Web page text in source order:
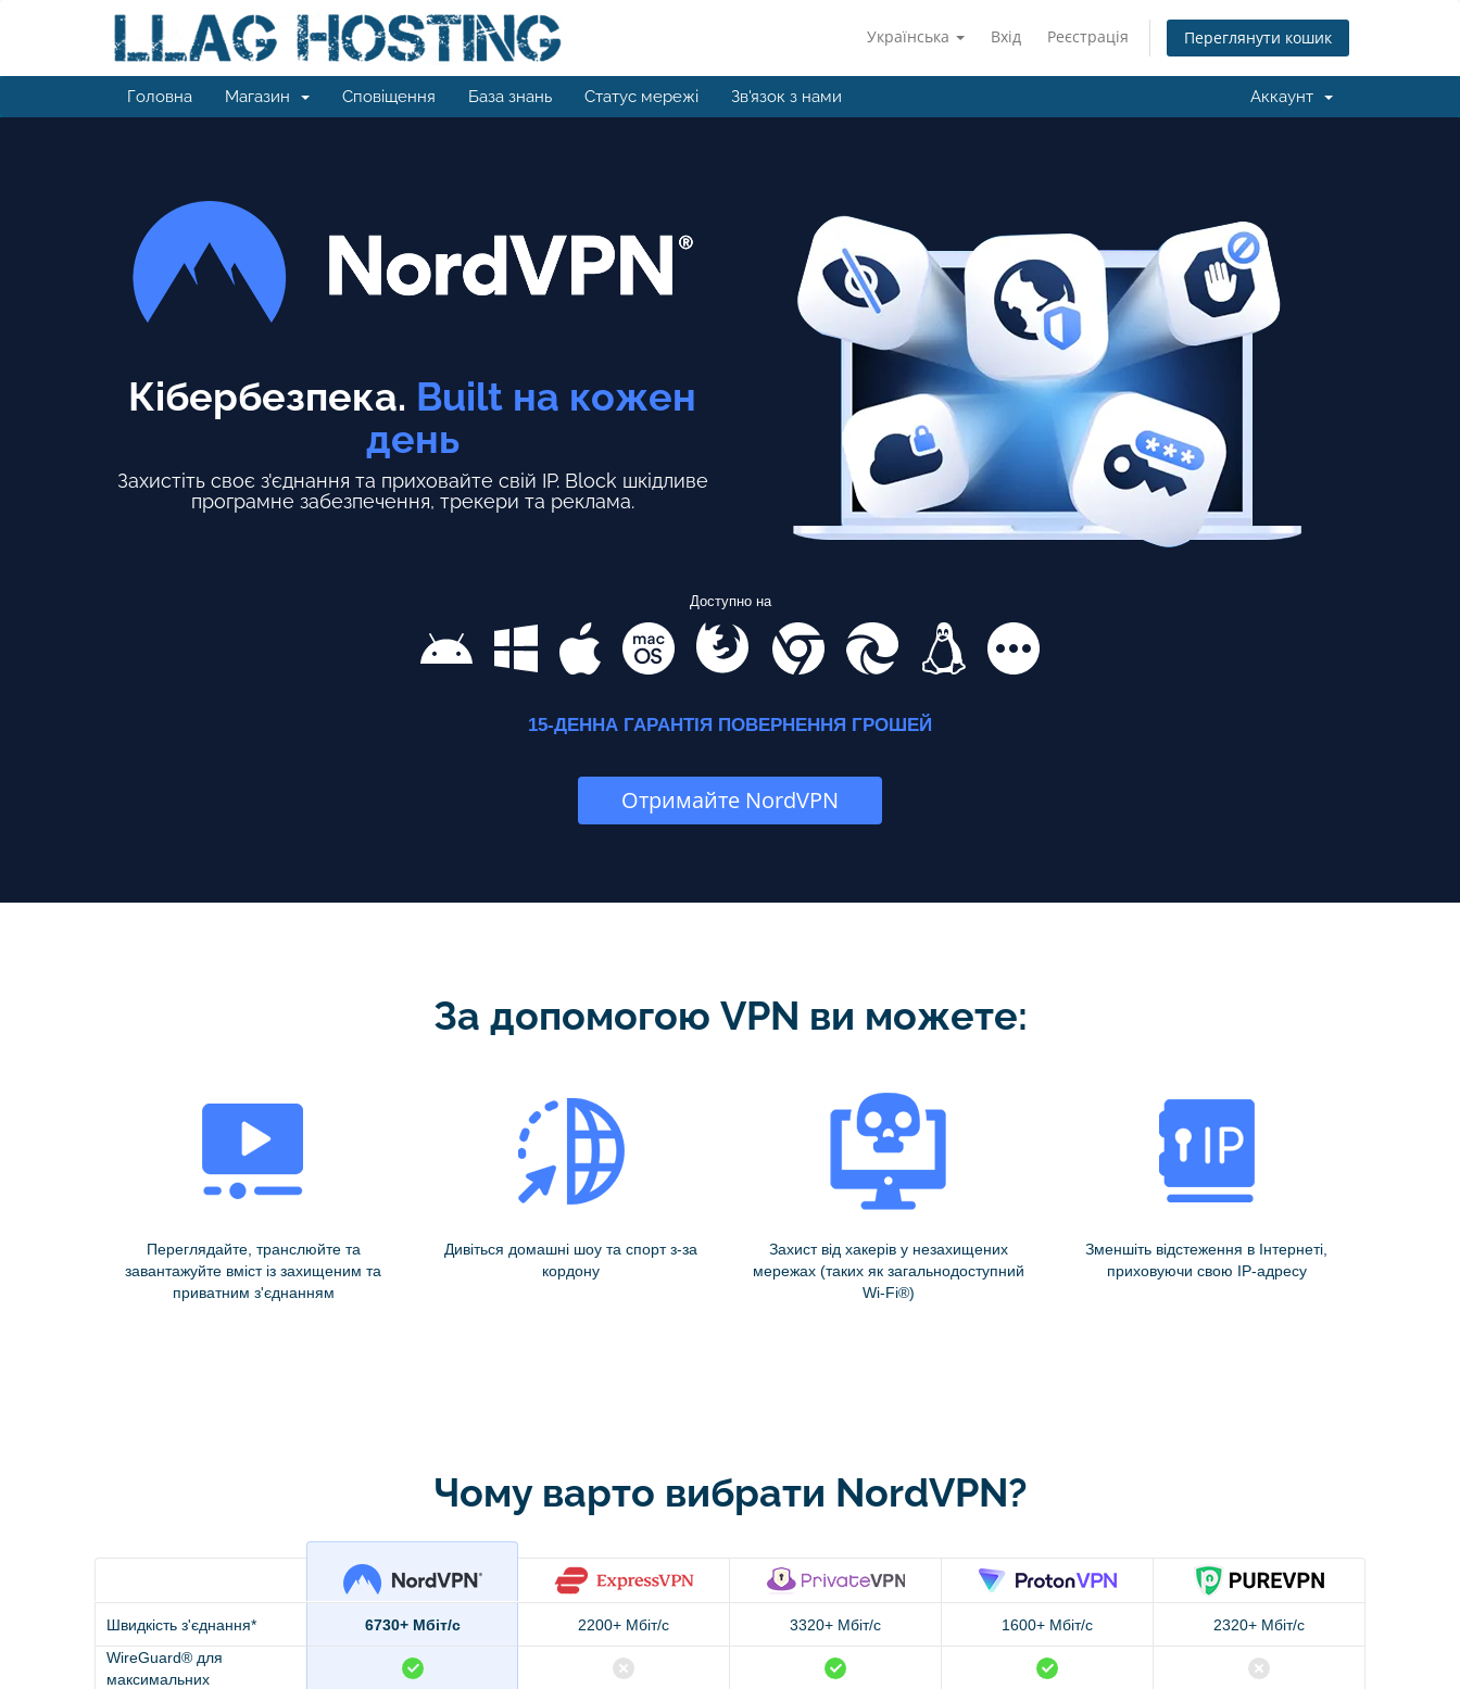
Українська Вхід Реєстрація Переглянути кошик
Головна Магазин Сповіщення База знань Статус мережі Зв'язок з нами Аккаунт
Кібербезпека. Built на кожен
день
Захистіть своє з'єднання та приховайте свій IP. Block шкідливе
програмне забезпечення, трекери та реклама.
Доступно на
15-ДЕННА ГАРАНТІЯ ПОВЕРНЕННЯ ГРОШЕЙ
Отримайте NordVPN
За допомогою VPN ви можете:
Переглядайте, транслюйте та
завантажуйте вміст із захищеним та
приватним з'єднанням
Дивіться домашні шоу та спорт з-за
кордону
Захист від хакерів у незахищених
мережах (таких як загальнодоступний
Wi-Fi®)
Зменшіть відстеження в Інтернеті,
приховуючи свою IP-адресу
Чому варто вибрати NordVPN?
Швидкість з'єднання* 6730+ Мбіт/с 2200+ Мбіт/с 3320+ Мбіт/с 1600+ Мбіт/с
2320+ Мбіт/с
WireGuard® для
максимальних